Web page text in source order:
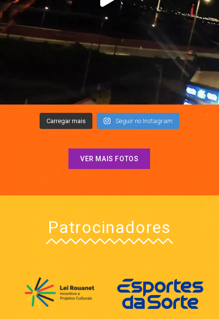
Carregar mais Seguir no Instagram
VER MAIS FOTOS
Patrocinadores